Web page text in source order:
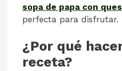
sopa de papa con
perfecta para disfrutar.
¿Por qué
receta?